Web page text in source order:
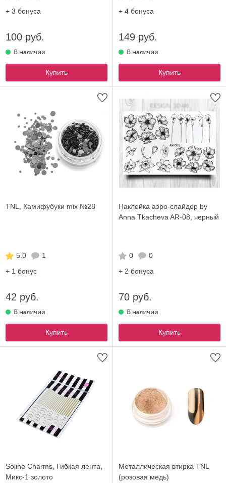
+ 3 бонуса
100 руб.
Купить
+ 4 бонуса
149 руб.
Купить
TNL, Камифубуки mix №28
5.0
1
+ 1 бонус
42 руб.
Купить
Наклейка аэро-слайдер by
Anna Tkacheva AR-08, черный
0
0
+ 2 бонуса
70 руб.
Купить
Soline Charms, Гибкая лента,
Микс-1 золото
Металлическая втирка TNL
(розовая медь)